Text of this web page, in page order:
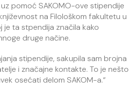
pomoć SAKOMO-ove stipendije
na Filološkom fakultetu u
je ta stpendija značila kako
druge načine.
stipendije, sakupila sam brojna
i značajne kontakte. To je nešto
osećati delom SAKOM-a.“